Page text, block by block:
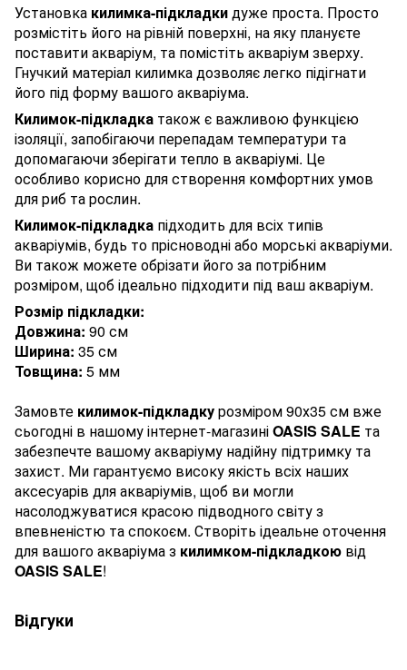
Установка килимка-підкладки дуже проста. Просто
розмістіть його на рівній поверхні, на яку плануєте
поставити акваріум, та помістіть акваріум зверху.
Гнучкий матеріал килимка дозволяє легко підігнати
його під форму вашого акваріума.
Килимок-підкладка також є важливою функцією
ізоляції, запобігаючи перепадам температури та
допомагаючи зберігати тепло в акваріумі. Це
особливо корисно для створення комфортних умов
для риб та рослин.
Килимок-підкладка підходить для всіх типів
акваріумів, будь то прісноводні або морські акваріуми.
Ви також можете обрізати його за потрібним
розміром, щоб ідеально підходити під ваш акваріум.
Розмір підкладки:
Довжина: 90 см
Ширина: 35 см
Товщина: 5 мм
Замовте килимок-підкладкурозміром 90х35 см вже
сьогодні в нашому інтернет-магазиніOASIS SALE та
забезпечте вашому акваріуму надійну підтримку та
захист. Ми гарантуємо високу якість всіх наших
аксесуарів для акваріумів, щоб ви могли
насолоджуватися красою підводного світу з
впевненістю та спокоєм. Створіть ідеальне оточення
для вашого акваріума з килимком-підкладкою від
OASIS SALE!
Відгуки